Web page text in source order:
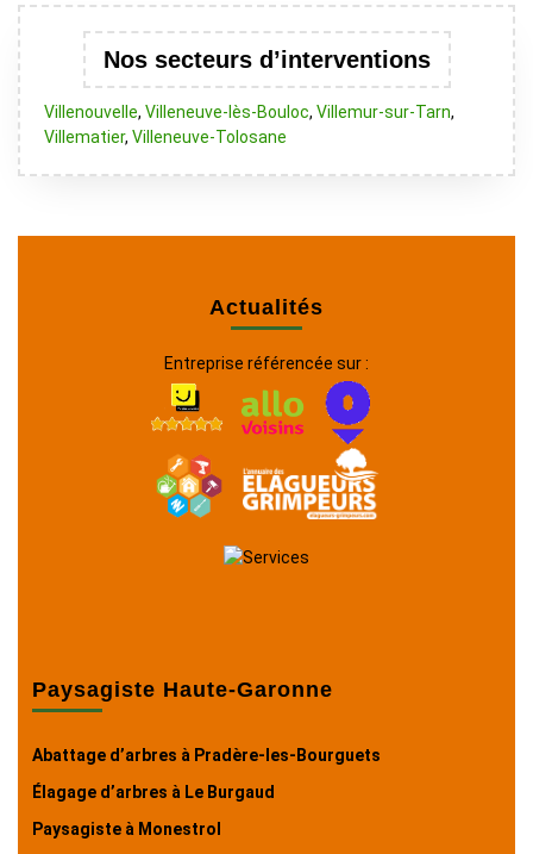
Nos secteurs d’interventions
Villenouvelle, Villeneuve-lès-Bouloc, Villemur-sur-Tarn,
Villematier, Villeneuve-Tolosane
Actualités
Entreprise référencée sur :
Paysagiste Haute-Garonne
Abattage d’arbres à Pradère-les-Bourguets
Élagage d’arbres à Le Burgaud
Paysagiste à Monestrol